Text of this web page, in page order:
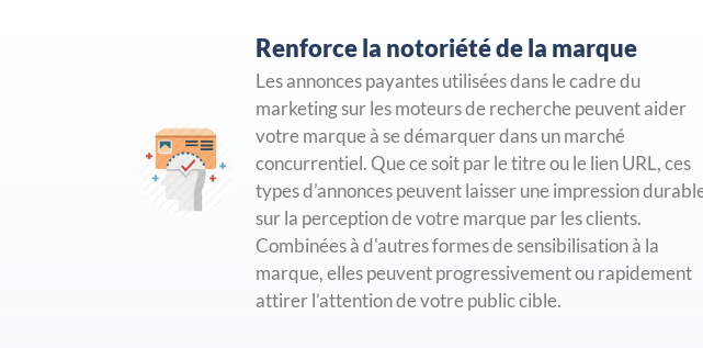
Renforce la notoriété de la marque
Les annonces payantes utilisées dans le cadre du
marketing sur les moteurs de recherche peuvent aider
votre marque à se démarquer dans un marché
concurrentiel. Que ce soit par le titre ou le lien URL, ces
types d’annonces peuvent laisser une impression
sur la perception de votre marque par les clients.
Combinées à d'autres formes de sensibilisation à la
marque, elles peuvent progressivement ou rapidement
attirer l’attention de votre public cible.